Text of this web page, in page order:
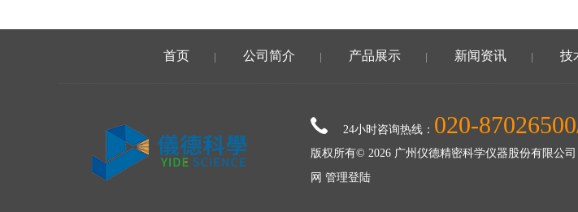
首页 公司简介 产品展示 新闻资讯 技
24小时咨询热线： 020-
版权所有© 2026 广州仪德精密科学仪器股份有限公司
网 管理登陆